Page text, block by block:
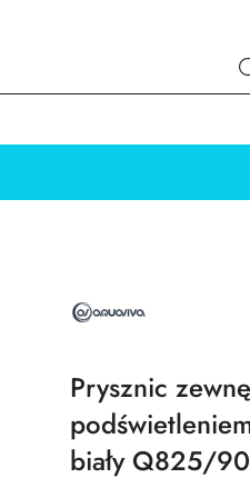
AQUAVIVA
Prysznic
biały Q825/